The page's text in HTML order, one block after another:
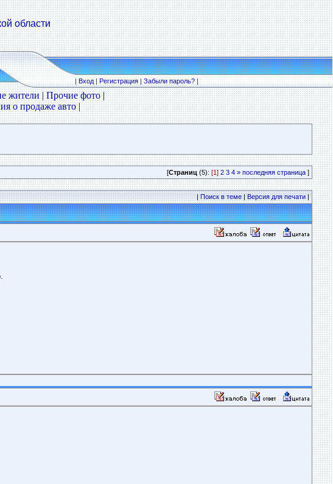
области
|Вход|Регистрация|Забыли пароль?|
жители|Прочие фото|
о продаже авто|
[Страниц (5): [1] 2 3 4 » последняя страница ]
|Поиск в теме|Версия для печати|